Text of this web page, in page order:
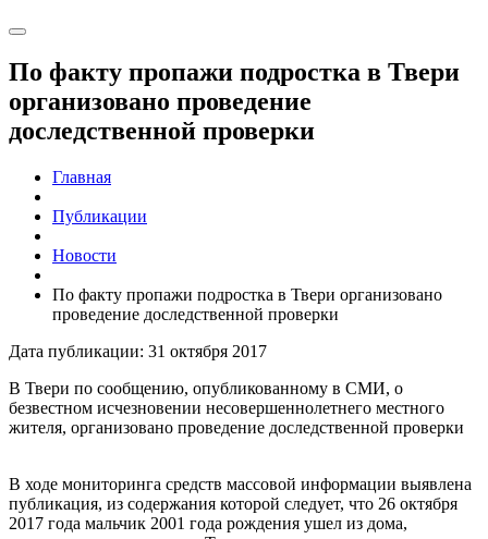
По факту пропажи подростка в Твери
организовано проведение
доследственной проверки
Главная
Публикации
Новости
По факту пропажи подростка в Твери организовано
проведение доследственной проверки
Дата публикации: 31 октября 2017
В Твери по сообщению, опубликованному в СМИ, о
безвестном исчезновении несовершеннолетнего местного
жителя, организовано проведение доследственной проверки
В ходе мониторинга средств массовой информации выявлена
публикация, из содержания которой следует, что 26 октября
2017 года мальчик 2001 года рождения ушел из дома,